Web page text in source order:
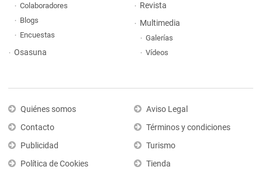
Colaboradores
Blogs
Encuestas
Osasuna
Revista
Multimedia
Galerías
Vídeos
Quiénes somos
Contacto
Publicidad
Política de Cookies
Aviso Legal
Términos y condiciones
Turismo
Tienda